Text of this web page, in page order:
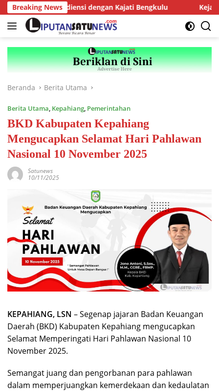
Langsung
ke
konten
Breaking News
AMJ Audiensi dengan Kajati Bengkulu Kejari
Beranda Berita Utama
Berita Utama, Kepahiang, Pemerintahan
BKD Kabupaten Kepahiang
Mengucapkan Selamat Hari Pahlawan
Nasional 10 November 2025
Satunews
10/11/2025
KEPAHIANG, LSN – Segenap jajaran Badan Keuangan
Daerah (BKD) Kabupaten Kepahiang mengucapkan
Selamat Memperingati Hari Pahlawan Nasional 10
November 2025.
Semangat juang dan pengorbanan para pahlawan
dalam memperjuangkan kemerdekaan dan kedaulatan